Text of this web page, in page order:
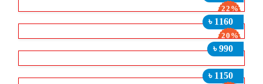
22%
ছাড়
20%
ছাড়
৳ 1160
৳ 990
৳ 1150